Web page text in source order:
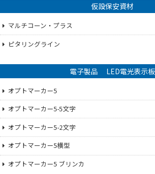
仮設保安資材
マルチコーン・プラス
ピタリングライン
電子製品 LED電光表示板
オプトマーカー5
オプトマーカー5-5文字
オプトマーカー5-2文字
オプトマーカー5横型
オプトマーカー5 ブリンカ